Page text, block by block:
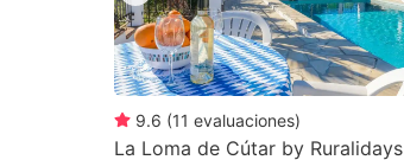
9.6 (11 evaluaciones)
La Loma de Cútar by Ruralidays